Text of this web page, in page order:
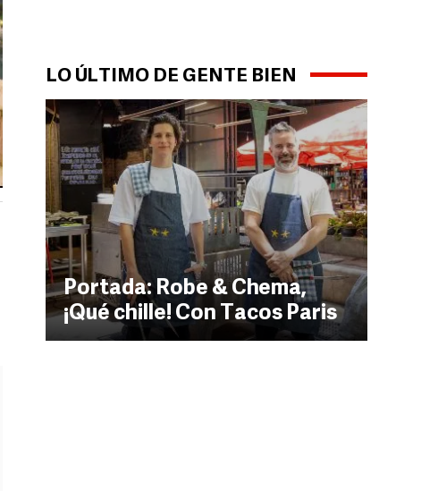
LO ÚLTIMO DE GENTE BIEN
Portada: Robe & Chema,
¡Qué chille! Con Tacos Paris